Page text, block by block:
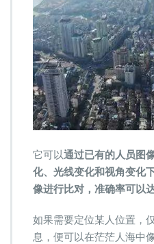
它可以通过已有的人员图
化、光线变化和视角变化
像进行比对，准确率可以
如果需要定位某人位置，
息，便可以在茫茫人海中